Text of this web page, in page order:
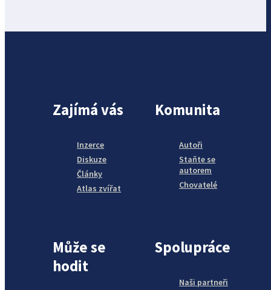
Zajímá vás
Inzerce
Diskuze
Články
Atlas zvířat
Komunita
Autoři
Staňte se
autorem
Chovatelé
Může se
hodit
Spolupráce
Naši partneři